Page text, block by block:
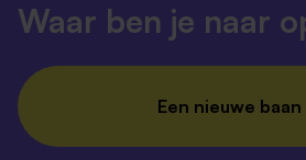
Waar ben je naar
Een nieuwe baan